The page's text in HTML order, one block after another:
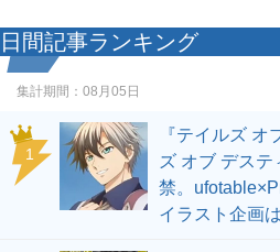
日間記事ランキング
集計期間： 08月05日
1
『テイルズ
ズ オブ デス
禁。
イラスト企画